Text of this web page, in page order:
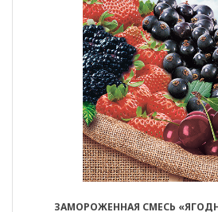
ЗАМОРОЖЕННАЯ СМЕСЬ